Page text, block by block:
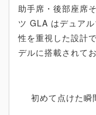
助手席・後部座席
ツ GLA はデュア
性を重視した設計で
デルに搭載されて
初めて点けた瞬